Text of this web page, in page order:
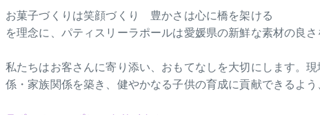
お菓子づくりは笑顔づくり 豊かさは心に橋を架ける
を理念に、パティスリーラポールは愛媛県の新鮮な素材の良
私たちはお客さんに寄り添い、おもてなしを大切にします。
係・家族関係を築き、健やかなる子供の育成に貢献できるよ